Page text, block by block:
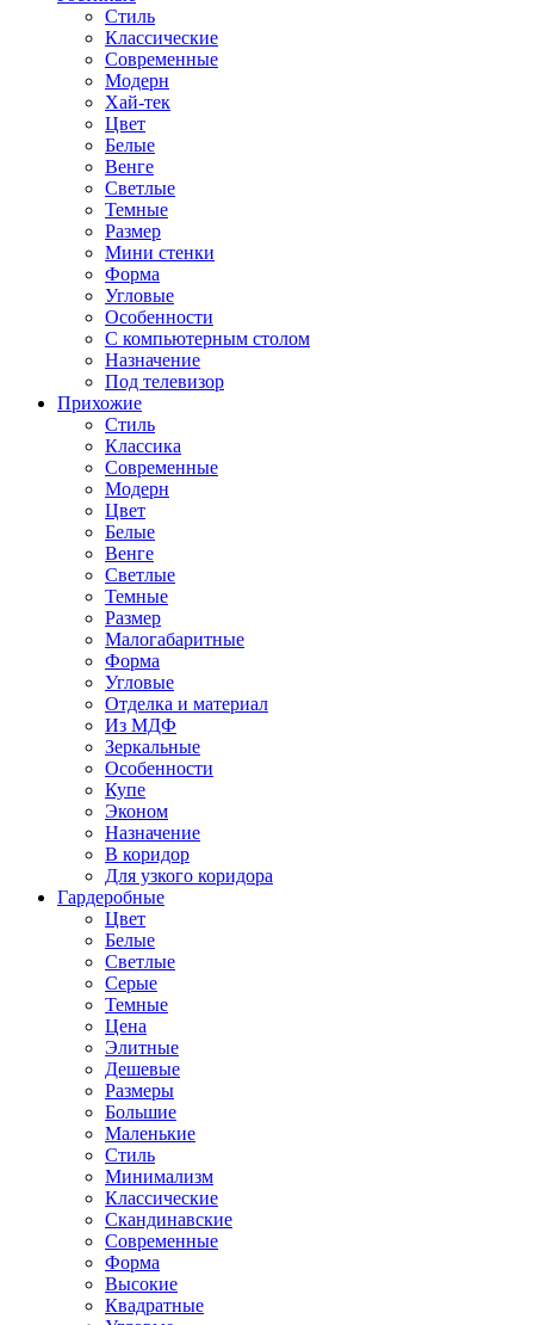
Стиль
Классические
Современные
Модерн
Хай-тек
Цвет
Белые
Венге
Светлые
Темные
Размер
Мини стенки
Форма
Угловые
Особенности
С компьютерным столом
Назначение
Под телевизор
Прихожие
Стиль
Классика
Современные
Модерн
Цвет
Белые
Венге
Светлые
Темные
Размер
Малогабаритные
Форма
Угловые
Отделка и материал
Из МДФ
Зеркальные
Особенности
Купе
Эконом
Назначение
В коридор
Для узкого коридора
Гардеробные
Цвет
Белые
Светлые
Серые
Темные
Цена
Элитные
Дешевые
Размеры
Большие
Маленькие
Стиль
Минимализм
Классические
Скандинавские
Современные
Форма
Высокие
Квадратные